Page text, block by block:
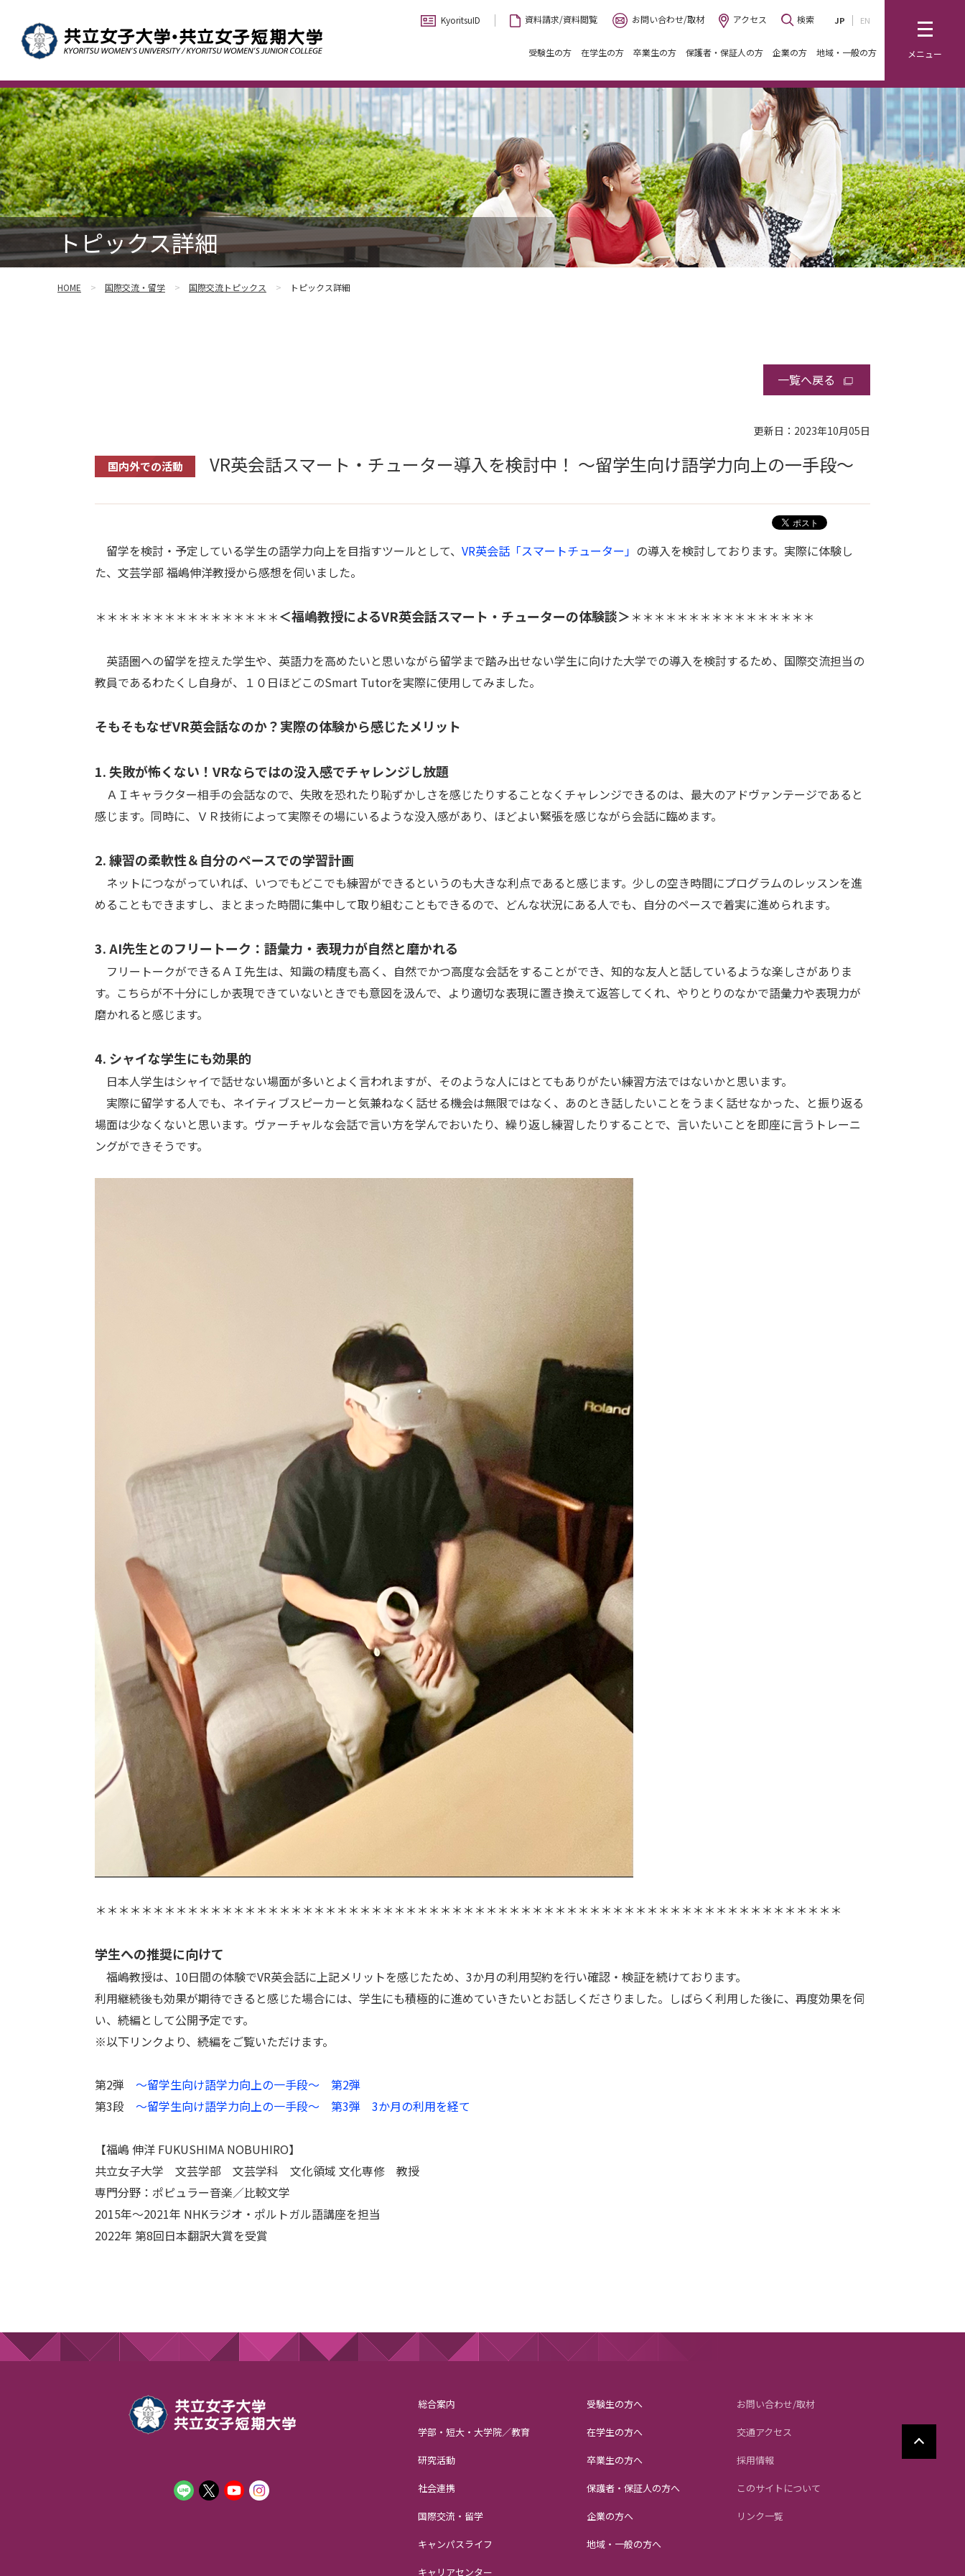
メニュー
検索 JP EN
KyoritsuID 資料請求/資料閲覧 お問い合わせ/取材 アクセス
受験生の方 在学生の方 卒業生の方 保護者・保証人の方 企業の方 地域・一般の方
トピックス詳細
HOME 国際交流・留学 国際交流トピックス トピックス詳細
一覧へ戻る
更新日：2023年10月05日
国内外での活動 VR英会話スマート・チューター導入を検討中！ ～留学生向け語学力向上の一手段～
留学を検討・予定している学生の語学力向上を目指すツールとして、 VR英会話「スマートチューター」 の導入を検討しております。実際に体験し
た、文芸学部 福嶋伸洋教授から感想を伺いました。
＊＊＊＊＊＊＊＊＊＊＊＊＊＊＊＊＜福嶋教授によるVR英会話スマート・チューターの体験談＞ ＊＊＊＊＊＊＊＊＊＊＊＊＊＊＊＊
英語圏への留学を控えた学生や、英語力を高めたいと思いながら留学まで踏み出せない学生に向けた大学での導入を検討するため、国際交流担当の
教員であるわたくし自身が、１０日ほどこのSmart Tutorを実際に使用してみました。
そもそもなぜVR英会話なのか？実際の体験から感じたメリット
1. 失敗が怖くない！VRならではの没入感でチャレンジし放題
ＡＩキャラクター相手の会話なので、失敗を恐れたり恥ずかしさを感じたりすることなくチャレンジできるのは、最大のアドヴァンテージであると
感じます。同時に、ＶＲ技術によって実際その場にいるような没入感があり、ほどよい緊張を感じながら会話に臨めます。
2. 練習の柔軟性＆自分のペースでの学習計画
ネットにつながっていれば、いつでもどこでも練習ができるというのも大きな利点であると感じます。少しの空き時間にプログラムのレッスンを進
めることもできますし、まとまった時間に集中して取り組むこともできるので、どんな状況にある人でも、自分のペースで着実に進められます。
3. AI先生とのフリートーク：語彙力・表現力が自然と磨かれる
フリートークができるＡＩ先生は、知識の精度も高く、自然でかつ高度な会話をすることができ、知的な友人と話しているような楽しさがありま
す。こちらが不十分にしか表現できていないときでも意図を汲んで、より適切な表現に置き換えて返答してくれ、やりとりのなかで語彙力や表現力が
磨かれると感じます。
4. シャイな学生にも効果的
日本人学生はシャイで話せない場面が多いとよく言われますが、そのような人にはとてもありがたい練習方法ではないかと思います。
実際に留学する人でも、ネイティブスピーカーと気兼ねなく話せる機会は無限ではなく、あのとき話したいことをうまく話せなかった、と振り返る
場面は少なくないと思います。ヴァーチャルな会話で言い方を学んでおいたり、繰り返し練習したりすることで、言いたいことを即座に言うトレーニ
ングができそうです。
＊＊＊＊＊＊＊＊＊＊＊＊＊＊＊＊＊＊＊＊＊＊＊＊＊＊＊＊＊＊＊＊＊＊＊＊＊＊＊＊＊＊＊＊＊＊＊＊＊＊＊＊＊＊＊＊＊＊＊＊＊＊＊＊＊
学生への推奨に向けて
福嶋教授は、10日間の体験でVR英会話に上記メリットを感じたため、3か月の利用契約を行い確認・検証を続けております。
利用継続後も効果が期待できると感じた場合には、学生にも積極的に進めていきたいとお話しくださりました。しばらく利用した後に、再度効果を伺
い、続編として公開予定です。
※以下リンクより、続編をご覧いただけます。
第2弾 ～留学生向け語学力向上の一手段～ 第2弾
第3段 ～留学生向け語学力向上の一手段～ 第3弾 3か月の利用を経て
【福嶋 伸洋 FUKUSHIMA NOBUHIRO】
共立女子大学 文芸学部 文芸学科 文化領域 文化専修 教授
専門分野：ポピュラー音楽／比較文学
2015年〜2021年 NHKラジオ・ポルトガル語講座を担当
2022年 第8回日本翻訳大賞を受賞
総合案内
学部・短大・大学院／教育
研究活動
社会連携
国際交流・留学
キャンパスライフ
キャリアセンター
受験生の方へ
在学生の方へ
卒業生の方へ
保護者・保証人の方へ
企業の方へ
地域・一般の方へ
お問い合わせ/取材
交通アクセス
採用情報
このサイトについて
リンク一覧